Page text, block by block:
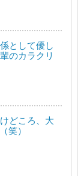
として優し
のカラクリ
どころ、大
笑）